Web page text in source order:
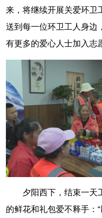
来，将继续开展关爱环卫
送到每一位环卫工人身边
有更多的爱心人士加入志
夕阳西下，结束一天
的鲜花和礼包爱不释手：